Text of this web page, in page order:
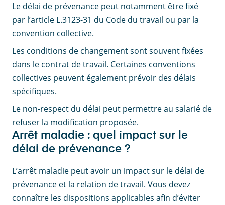
Le délai de prévenance peut notamment être fixé
par l’article L.3123-31 du Code du travail ou par la
convention collective.
Les conditions de changement sont souvent fixées
dans le contrat de travail. Certaines conventions
collectives peuvent également prévoir des délais
spécifiques.
Le non-respect du délai peut permettre au salarié de
refuser la modification proposée.
Arrêt maladie : quel impact sur le
délai de prévenance ?
L’arrêt maladie peut avoir un impact sur le délai de
prévenance et la relation de travail. Vous devez
connaître les dispositions applicables afin d’éviter